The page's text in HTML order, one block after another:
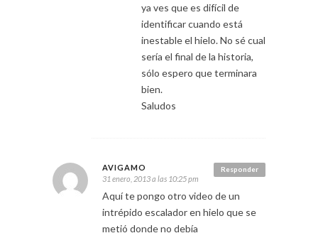
ya ves que es difícil de
identificar cuando está
inestable el hielo. No sé cual
sería el final de la historia,
sólo espero que terminara
bien.
Saludos
Responder
AVIGAMO
31 enero, 2013 a las 10:25 pm
Aquí te pongo otro video de un
intrépido escalador en hielo que se
metió donde no debía